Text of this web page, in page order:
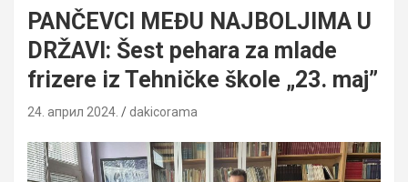
PANČEVCI MEĐU NAJBOLJIMA U
DRŽAVI: Šest pehara za mlade
frizere iz Tehničke škole „23. maj”
24. април 2024. dakicorama